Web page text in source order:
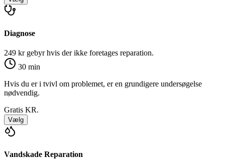
Diagnose
249 kr gebyr hvis der ikke foretages reparation.
30 min
Hvis du er i tvivl om problemet, er en grundigere undersøgelse
nødvendig.
Gratis KR.
Vælg
Vandskade Reparation